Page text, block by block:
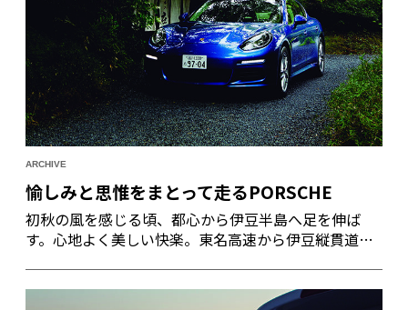
ARCHIVE
愉しみと思惟をまとって走るPORSCHE
初秋の風を感じる頃、都心から伊豆半島へ足を伸ば
す。心地よく美しい快楽。東名高速から伊豆縦貫道へ
ライビングの目的地には、自然と完全に調和した静謐